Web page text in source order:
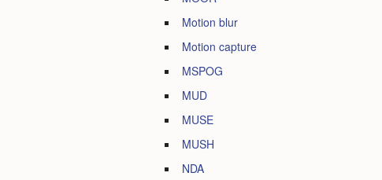
Motion blur
Motion capture
MSPOG
MUD
MUSE
MUSH
NDA